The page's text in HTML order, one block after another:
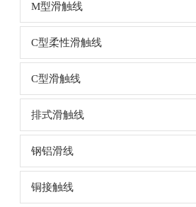
M型滑触线
C型柔性滑触线
C型滑触线
排式滑触线
钢铝滑线
铜接触线